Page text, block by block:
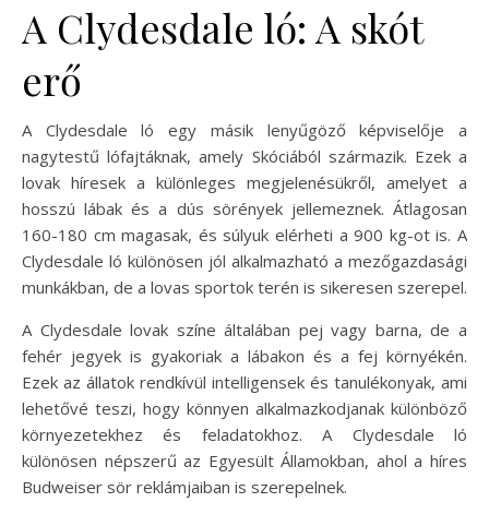
A Clydesdale ló: A skót
erő
A Clydesdale ló egy másik lenyűgöző képviselője a
nagytestű lófajtáknak, amely Skóciából származik. Ezek a
lovak híresek a különleges megjelenésükről, amelyet a
hosszú lábak és a dús sörények jellemeznek. Átlagosan
160-180 cm magasak, és súlyuk elérheti a 900 kg-ot is. A
Clydesdale ló különösen jól alkalmazható a mezőgazdasági
munkákban, de a lovas sportok terén is sikeresen szerepel.
A Clydesdale lovak színe általában pej vagy barna, de a
fehér jegyek is gyakoriak a lábakon és a fej környékén.
Ezek az állatok rendkívül intelligensek és tanulékonyak, ami
lehetővé teszi, hogy könnyen alkalmazkodjanak különböző
környezetekhez és feladatokhoz. A Clydesdale ló
különösen népszerű az Egyesült Államokban, ahol a híres
Budweiser sör reklámjaiban is szerepelnek.